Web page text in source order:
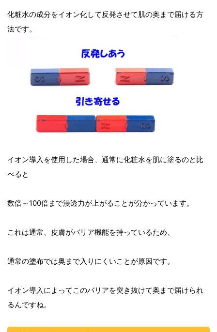
化粧水の成分をイオン化して反発させて肌の奥まで届ける方
法です。
イオン導入を使用した場合、通常に化粧水を肌に塗るのと比
べると
数倍～100倍まで浸透力が上がることが分かっています。
これは通常、皮膚がバリア機能を持っているため、
通常の塗布では奥まで入りにくいことが原因です。
イオン導入によってこのバリアを突き抜けて奥まで届けられ
るんですね。